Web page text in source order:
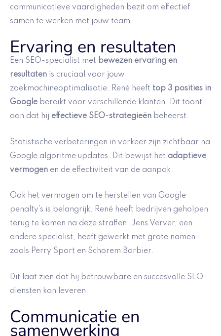
communicatieve vaardigheden bezit om effectief
samen te werken met jouw team.
Ervaring en resultaten
Een SEO-specialist met bewezen ervaring en
resultaten is cruciaal voor jouw
zoekmachineoptimalisatie. René heeft top 3 posities in
Google bereikt voor verschillende klanten. Dit toont
aan dat hij effectieve SEO-strategieën beheerst.
Statistische verbeteringen in verkeer zijn zichtbaar na
Google algoritme updates. Dit bewijst het adaptieve
vermogen en de effectiviteit van de aanpak.
Ook het vermogen om te herstellen van Google
penalty’s is belangrijk. René heeft bedrijven geholpen
terug te komen na deze straffen. Jens Verver, een
andere specialist, heeft gewerkt met grote namen
zoals Perry Sport en Schorem Barbier.
Dit laat zien dat hij betrouwbare en succesvolle SEO-
diensten kan leveren.
Communicatie en
samenwerking